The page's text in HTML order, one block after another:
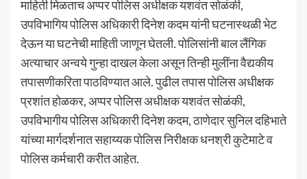
माहिती मिळताच अप्पर पोलिस अधीक्षक यशवंत सोळंकी,
उपविभागिय पोलिस अधिकारी दिनेश कदम यांनी घटनास्थळी भेट
देऊन या घटनेची माहिती जाणून घेतली. पोलिसांनी बाल लैंगिक
अत्याचार अन्वये गुन्हा दाखल केला असून तिन्ही मुलींना वैद्यकीय
तपासणीकरिता पाठविण्यात आले. पुढील तपास पोलिस अधीक्षक
प्रशांत होळकर, अप्पर पोलिस अधीक्षक यशवंत सोळंकी,
उपविभागीय पोलिस अधिकारी दिनेश कदम, ठाणेदार सुनिल दहिभाते
यांच्या मार्गदर्शनात सहाय्यक पोलिस निरीक्षक धनश्री कुटेमाटे व
पोलिस कर्मचारी करीत आहेत.